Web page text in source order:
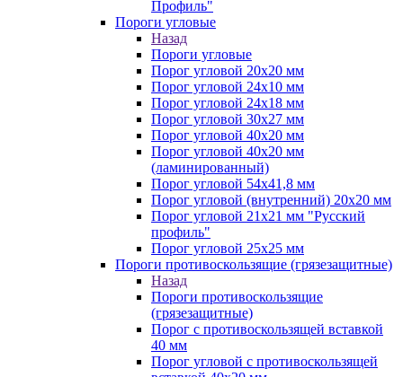
Профиль"
Пороги угловые
Назад
Пороги угловые
Порог угловой 20х20 мм
Порог угловой 24х10 мм
Порог угловой 24х18 мм
Порог угловой 30х27 мм
Порог угловой 40х20 мм
Порог угловой 40х20 мм
(ламинированный)
Порог угловой 54х41,8 мм
Порог угловой (внутренний) 20х20 мм
Порог угловой 21х21 мм "Русский
профиль"
Порог угловой 25х25 мм
Пороги противоскользящие (грязезащитные)
Назад
Пороги противоскользящие
(грязезащитные)
Порог с противоскользящей вставкой
40 мм
Порог угловой с противоскользящей